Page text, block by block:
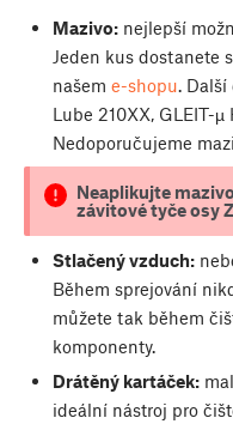
Mazivo:nejlepší
Jeden kus dostanete
našem e-shopu. Další
Lube 210XX, GLEIT-
Nedoporučujeme
Neaplikujte
závitové tyče osy
Stlačený vzduch:
Během sprejování
můžete tak během
komponenty.
Drátěný kartáček:
ideální nástroj pro